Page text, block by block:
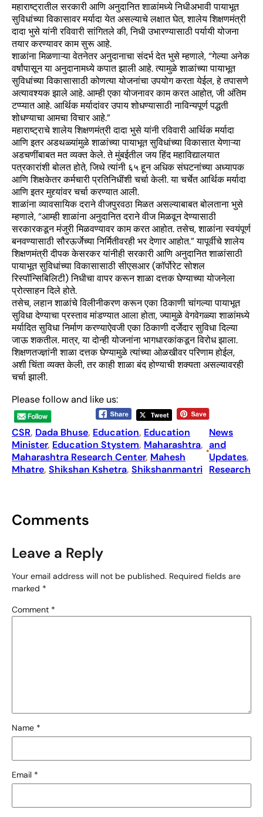
महाराष्ट्रातील सरकारी आणि अनुदानित शाळांमध्ये निधीअभावी पायाभूत
सुविधांच्या विकासावर मर्यादा येत असल्याचे लक्षात घेत, शालेय शिक्षणमंत्री
दादा भुसे यांनी रविवारी सांगितले की, निधी उभारण्यासाठी पर्यायी योजना
तयार करण्यावर काम सुरू आहे.
शाळांना मिळणाऱ्या वेतनेतर अनुदानाचा संदर्भ देत भुसे म्हणाले, “गेल्या अनेक
वर्षांपासून या अनुदानामध्ये कपात झाली आहे. त्यामुळे शाळांच्या पायाभूत
सुविधांच्या विकासासाठी कोणत्या योजनांचा उपयोग करता येईल, हे तपासणे
अत्यावश्यक झाले आहे. आम्ही एका योजनावर काम करत आहोत, जी अंतिम
टप्प्यात आहे. आर्थिक मर्यादांवर उपाय शोधण्यासाठी नाविन्यपूर्ण पद्धती
शोधण्याचा आमचा विचार आहे.”
महाराष्ट्राचे शालेय शिक्षणमंत्री दादा भुसे यांनी रविवारी आर्थिक मर्यादा
आणि इतर अडथळ्यांमुळे शाळांच्या पायाभूत सुविधांच्या विकासात येणाऱ्या
अडचणींबाबत मत व्यक्त केले. ते मुंबईतील जय हिंद महाविद्यालयात
पत्रकारांशी बोलत होते, जिथे त्यांनी ६५ हून अधिक संघटनांच्या अध्यापक
आणि शिक्षकेतर कर्मचारी प्रतिनिधींशी चर्चा केली. या चर्चेत आर्थिक मर्यादा
आणि इतर मुद्द्यांवर चर्चा करण्यात आली.
शाळांना व्यावसायिक दराने वीजपुरवठा मिळत असल्याबाबत बोलताना भुसे
म्हणाले, “आम्ही शाळांना अनुदानित दराने वीज मिळवून देण्यासाठी
सरकारकडून मंजुरी मिळवण्यावर काम करत आहोत. तसेच, शाळांना स्वयंपूर्ण
बनवण्यासाठी सौरऊर्जेच्या निर्मितीवरही भर देणार आहोत.” यापूर्वीचे शालेय
शिक्षणमंत्री दीपक केसरकर यांनीही सरकारी आणि अनुदानित शाळांसाठी
पायाभूत सुविधांच्या विकासासाठी सीएसआर (कॉर्पोरेट सोशल
रिस्पॉन्सिबिलिटी) निधीचा वापर करून शाळा दत्तक घेण्याच्या योजनेला
प्रोत्साहन दिले होते.
तसेच, लहान शाळांचे विलीनीकरण करून एका ठिकाणी चांगल्या पायाभूत
सुविधा देण्याचा प्रस्ताव मांडण्यात आला होता, ज्यामुळे वेगवेगळ्या शाळांमध्ये
मर्यादित सुविधा निर्माण करण्याऐवजी एका ठिकाणी दर्जेदार सुविधा दिल्या
जाऊ शकतील. मात्र, या दोन्ही योजनांना भागधारकांकडून विरोध झाला.
शिक्षणतज्ज्ञांनी शाळा दत्तक घेण्यामुळे त्यांच्या ओळखीवर परिणाम होईल,
अशी चिंता व्यक्त केली, तर काही शाळा बंद होण्याची शक्यता असल्यावरही
चर्चा झाली.
Please follow and like us:
CSR, Dada Bhuse, Education, Education
Minister, Education Stystem, Maharashtra
Maharashtra Research Center, Mahesh
Mhatre, Shikshan Kshetra, Shikshanmantri
•
News
and
Updates
Research
Comments
Leave a Reply
Your email address will not be published. Required fields are
marked *
Comment *
Name *
Email *